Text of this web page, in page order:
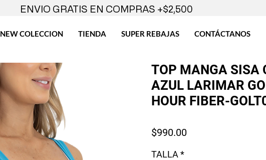
NEW COLECCION TIENDA SUPER REBAJAS CONTÁCTANOS
ENVIO GRATIS EN COMPRAS +$2,500
TOP MANGA SISA
AZUL LARIMAR
HOUR FIBER-
$990.00Precio
TALLA *